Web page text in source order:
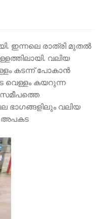
ഇന്നലെ രാത്രി മുതൽ
വലിയ
കടന്ന് പോകാൻ
വെള്ളം കയറുന്ന
ഭാഗങ്ങളിലും വലിയ
അപകട